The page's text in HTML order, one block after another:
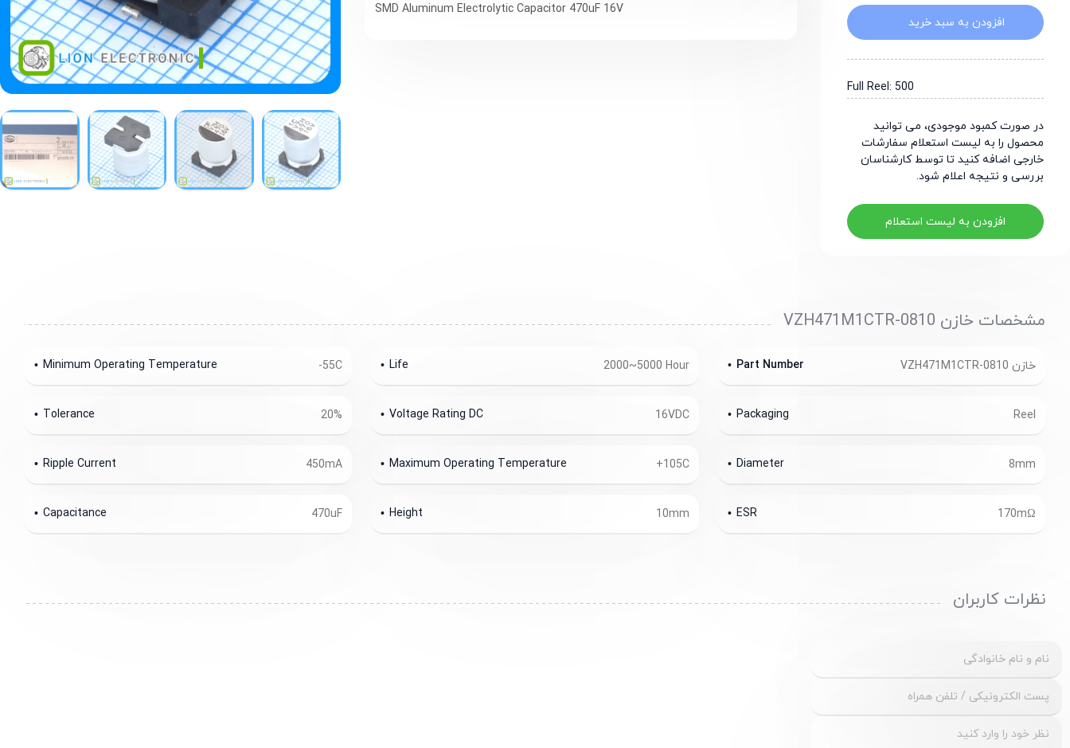
افزودن به سبد خرید
Full Reel: 500
در صورت کمبود موجودی، می توانید
محصول را به لیست استعلام سفارشات
خارجی اضافه کنید تا توسط کارشناسان
بررسی و نتیجه اعلام شود.
افزودن به لیست استعلام
SMD Aluminum Electrolytic Capacitor 470uF 16V
مشخصات خازن VZH471M1CTR-0810
خازن VZH471M1CTR-0810 Part Number
2000~5000 Hour
Life
-55C
Minimum Operating Temperature
Reel
Packaging
16VDC
Voltage Rating DC
20%
Tolerance
8mm
Diameter
+105C
Maximum Operating Temperature
450mA
Ripple Current
170mΩ
ESR
10mm
Height
470uF
Capacitance
نظرات کاربران